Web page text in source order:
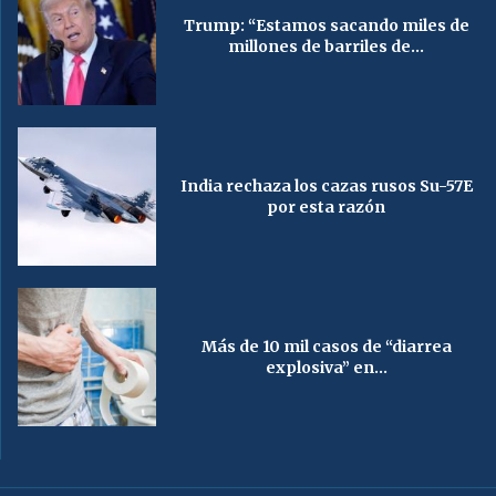
Trump: “Estamos sacando miles de
millones de barriles de...
India rechaza los cazas rusos Su-57E
por esta razón
Más de 10 mil casos de “diarrea
explosiva” en...